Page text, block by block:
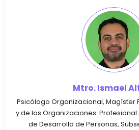
Mtro. Ismael
Psicólogo Organizacional, Magíster
y de las Organizaciones.
de Desarrollo de Personas,